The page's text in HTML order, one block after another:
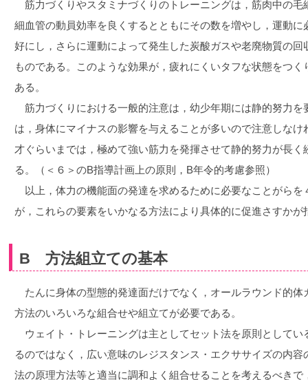
筋力づくりやスタミナづくりのトレーニングは，筋肉中の毛
細血管の動員効率を良くするとともにその数を増やし，運動
好にし，さらに運動によって発生した炭酸ガスや老廃物質の
ものである。このような効果が，疲れにくいタフな状態をつ
ある。
筋力づくりにおける一般的注意は，幼少年期には静的努力を
は，身体にマイナスの影響を与えることが多いので注意しな
才ぐらいまでは，極めて強い筋力を発揮させて静的努力が長
る。（＜６＞のB指導計画上の原則，B年令的考慮参照）
以上，体力の機能面の発達を求めるために必要なことがらを
が，これらの要素をいかなる方法により具体的に促進さすかが
B 方法組立ての基本
たんに身体の型態的発達面だけでなく，オールラウンド的体
方法のいろいろな組合せや組立てが必要である。
ウェイト・トレーニングは主としてセット法を原則としてい
るのではなく，広い意味のレジスタンス・エクササイズの内
法の原理方法等と適当に調和よく組合せることを考えるべき